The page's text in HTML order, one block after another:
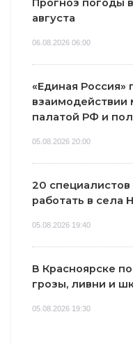
Прогноз погоды
августа
06.08.2026 06:00
«Единая
палатой РФ и
05.08.2026 20:00
20 специалистов
работать в села
05.08.2026 19:40
В Красноярске
грозы, ливни и
05.08.2026 19:30